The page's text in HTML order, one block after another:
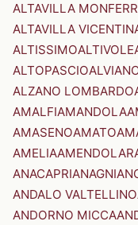
ALTAVILLA
ALTAVILLA
ALTISSIMOALTIVOLE
ALTOPASCIO
ALZANO LOMBARDO
AMALFIAMANDOLA
AMASENOAMATO
AMELIA
ANACAPRIANAGNI
ANDALO VALTELLINO
ANDORNO MICCA